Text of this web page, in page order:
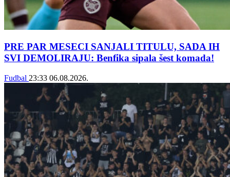
PRE PAR MESECI SANJALI TITULU, SADA IH
SVI DEMOLIRAJU: Benfika sipala šest komada!
Fudbal 23:33 06.08.2026.